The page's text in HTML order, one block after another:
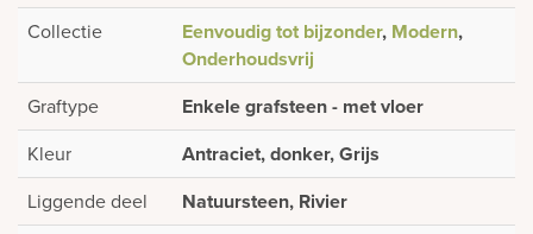
Collectie Eenvoudig tot bijzonder, Modern,
Onderhoudsvrij
Graftype Enkele grafsteen - met vloer
Kleur Antraciet, donker, Grijs
Liggende deel Natuursteen, Rivier